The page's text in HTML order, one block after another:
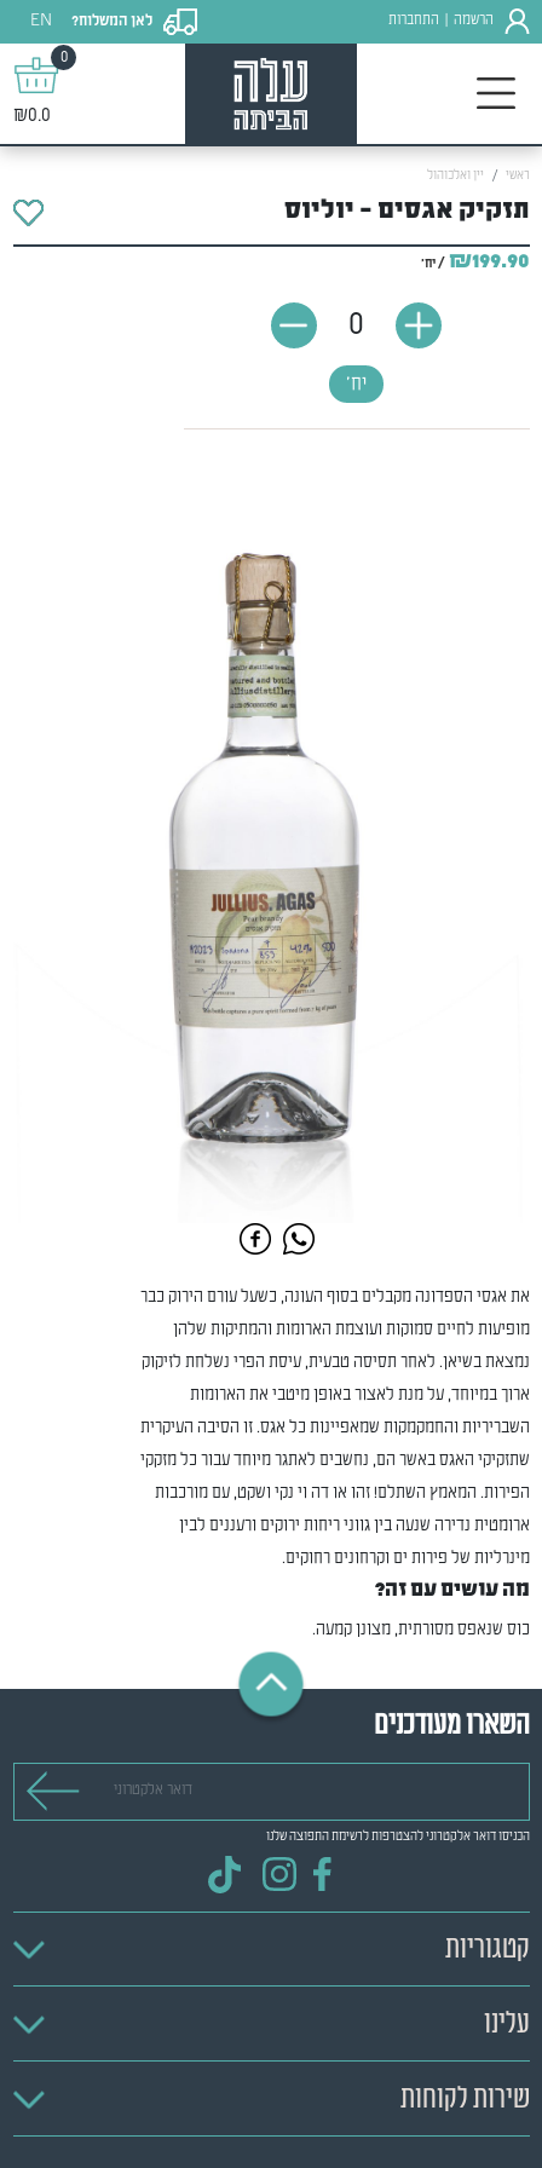
הרשמה התחברות לאן המשלוח?
EN
0
₪0.0
ראשי יין ואלכוהול
תזקיק אגסים - יוליוס
₪199.90 / יח'
יח'
0
את אגסי הספדונה מקבלים בסוף העונה, כשעל עורם הירוק כבר
מופיעות לחיים סמוקות ועוצמת הארומות והמתיקות שלהן
נמצאת בשיאן. לאחר תסיסה טבעית, עיסת הפרי נשלחת לזיקוק
ארוך במיוחד, על מנת לאצור באופן מיטבי את הארומות
השבריריות והחמקמקות שמאפיינות כל אגס. זו הסיבה העיקרית
שתזקיקי האגס באשר הם, נחשבים לאתגר מיוחד עבור כל מזקקי
הפירות. המאמץ השתלם! זהו או דה וי נקי ושקט, עם מורכבות
ארומטית נדירה שנעה בין גווני ריחות ירוקים ורעננים לבין
מינרליות של פירות ים וקרחונים רחוקים.
מה עושים עם זה?
כוס שנאפס מסורתית, מצונן קמעה.
השארו מעודכנים
הכניסו דואר אלקטרוני להצטרפות לרשימת התפוצה שלנו
קטגוריות
עלינו
שירות לקוחות